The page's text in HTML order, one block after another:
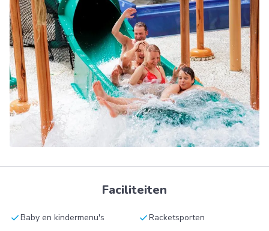
Faciliteiten
checkBaby en kindermenu's checkRacketsporten